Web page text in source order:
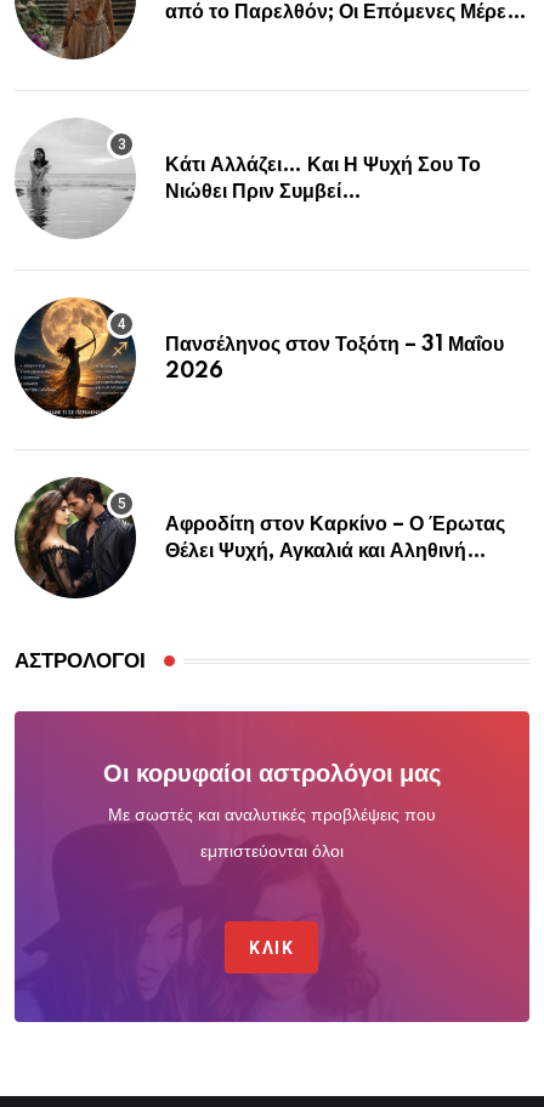
από το Παρελθόν; Οι Επόμενες Μέρες
Κάτι Αλλάζει… Και Η Ψυχή Σου Το
Νιώθει Πριν Συμβεί…
Πανσέληνος στον Τοξότη – 31 Μαΐου
2026
Αφροδίτη στον Καρκίνο – Ο Έρωτας
Θέλει Ψυχή, Αγκαλιά και Αληθινή
ΑΣΤΡΟΛΌΓΟΙ
Οι κορυφαίοι αστρολόγοι μας
Με σωστές και αναλυτικές προβλέψεις που
εμπιστεύονται όλοι
ΚΛΙΚ